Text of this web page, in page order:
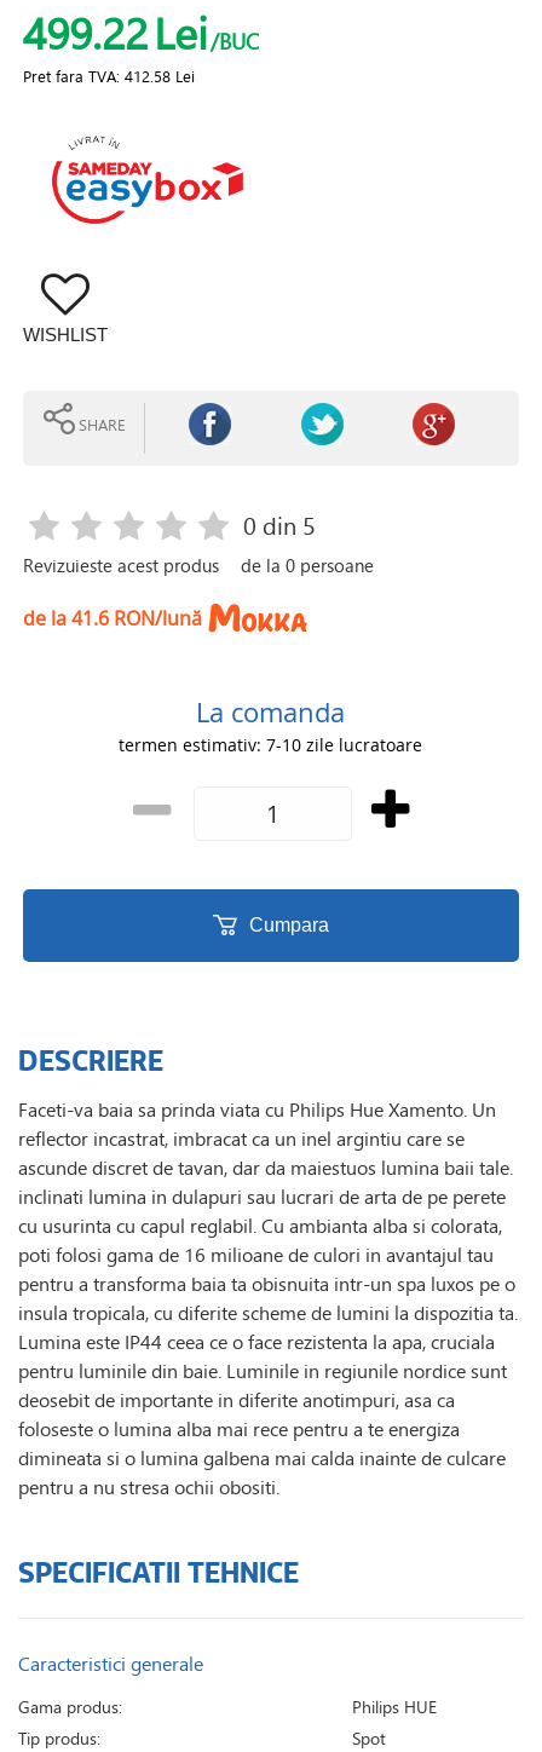
499.22Lei/BUC
Pret fara TVA:412.58 Lei
WISHLIST
SHARE
Revizuieste acest produs
0 din 5
de la0 persoane
de la 41.6 RON/lună
La comanda
termen estimativ: 7-10 zile lucratoare
Cumpara
DESCRIERE
Faceti-va baia sa prinda viata cu Philips Hue Xamento. Un
reflector incastrat, imbracat ca un inel argintiu care se
ascunde discret de tavan, dar da maiestuos lumina baii tale.
inclinati lumina in dulapuri sau lucrari de arta de pe perete
cu usurinta cu capul reglabil. Cu ambianta alba si colorata,
poti folosi gama de 16 milioane de culori in avantajul tau
pentru a transforma baia ta obisnuita intr-un spa luxos pe o
insula tropicala, cu diferite scheme de lumini la dispozitia ta.
Lumina este IP44 ceea ce o face rezistenta la apa, cruciala
pentru luminile din baie. Luminile in regiunile nordice sunt
deosebit de importante in diferite anotimpuri, asa ca
foloseste o lumina alba mai rece pentru a te energiza
dimineata si o lumina galbena mai calda inainte de culcare
pentru a nu stresa ochii obositi.
SPECIFICATII TEHNICE
Caracteristici generale
Gama produs:
Philips HUE
Tip produs:
Spot